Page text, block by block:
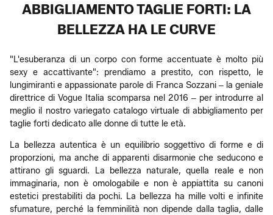
ABBIGLIAMENTO TAGLIE FORTI: LA
BELLEZZA HA LE CURVE
"L'esuberanza di un corpo con forme accentuate è molto più
sexy e accattivante": prendiamo a prestito, con rispetto, le
lungimiranti e appassionate parole di Franca Sozzani ‒ la geniale
direttrice di Vogue Italia scomparsa nel 2016 ‒ per introdurre al
meglio il nostro variegato catalogo virtuale di abbigliamento per
taglie forti dedicato alle donne di tutte le età.
La bellezza autentica è un equilibrio soggettivo di forme e di
proporzioni, ma anche di apparenti disarmonie che seducono e
attirano gli sguardi. La bellezza naturale, quella reale e non
immaginaria, non è omologabile e non è appiattita su canoni
estetici prestabiliti da pochi. La bellezza ha mille volti e infinite
sfumature, perché la femminilità non dipende dalla taglia, dalle